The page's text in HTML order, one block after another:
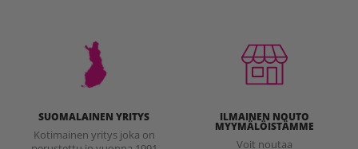
SUOMALAINEN YRITYS
Kotimainen yritys joka on
ILMAINEN NOUTO
MYYMÄLÖISTÄMME
Voit noutaa